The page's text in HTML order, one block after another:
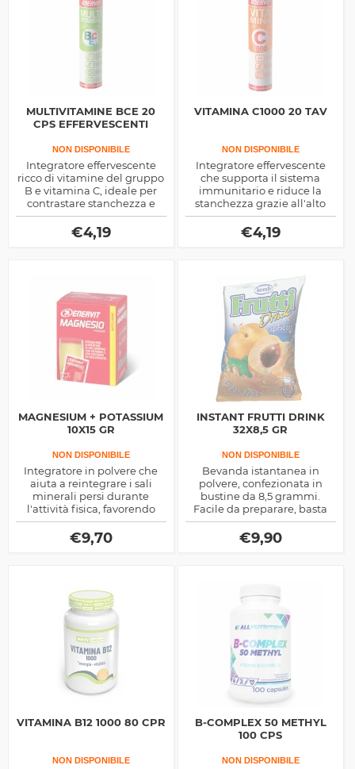
MULTIVITAMINE BCE 20
CPS EFFERVESCENTI
NON DISPONIBILE
Integratore effervescente
ricco di vitamine del gruppo
B e vitamina C, ideale per
contrastare stanchezza e
affaticamento. Sostiene il
metabolismo energetico e
offre un apporto pratico e
€4,19
VITAMINA C1000 20 TAV
NON DISPONIBILE
Integratore effervescente
che supporta il sistema
immunitario e riduce la
stanchezza grazie all'alto
apporto di vitamina C. Facile
da assumere, si scioglie in
acqua offrendo un gusto
€4,19
MAGNESIUM + POTASSIUM
10X15 GR
NON DISPONIBILE
Integratore in polvere che
aiuta a reintegrare i sali
minerali persi durante
l'attività fisica, favorendo
idratazione e recupero
muscolare. Dal gusto al
limone, è ideale per ridurre
€9,70
INSTANT FRUTTI DRINK
32X8,5 GR
NON DISPONIBILE
Bevanda istantanea in
polvere, confezionata in
bustine da 8,5 grammi.
Facile da preparare, basta
mescolare il contenuto con
acqua per ottenere una
bevanda deliziosa e fruttata.
€9,90
VITAMINA B12 1000 80 CPR
NON DISPONIBILE
B-COMPLEX 50 METHYL
100 CPS
NON DISPONIBILE